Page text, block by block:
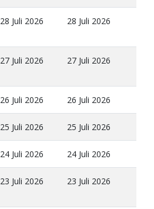
28 Juli 2026 28 Juli 2026
27 Juli 2026 27 Juli 2026
26 Juli 2026 26 Juli 2026
25 Juli 2026 25 Juli 2026
24 Juli 2026 24 Juli 2026
23 Juli 2026 23 Juli 2026